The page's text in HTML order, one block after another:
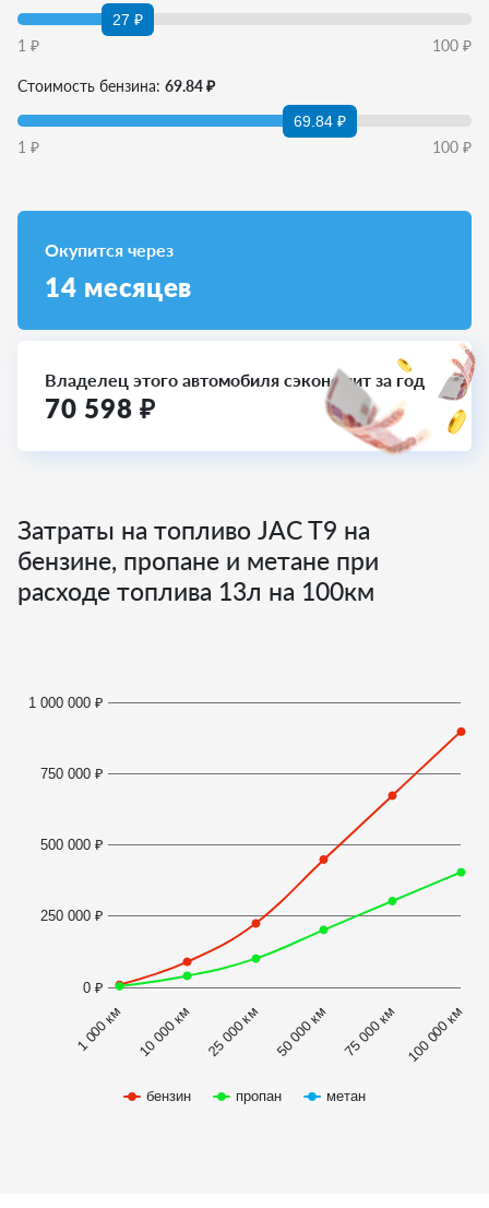
27 ₽
1 ₽ 100 ₽
Стоимость бензина: 69.84 ₽
69.84 ₽
1 ₽ 100 ₽
Окупится через
14 месяцев
Владелец этого автомобиля сэкономит за год
70 598 ₽
Затраты на топливо JAC T9 на
бензине, пропане и метане при
расходе топлива 13л на 100км
бензин пропан метан
1 000 км 10 000 км 25 000 км 50 000 км 75 000 км 100 000 км
0 ₽
1 000 000 ₽
250 000 ₽
500 000 ₽
750 000 ₽